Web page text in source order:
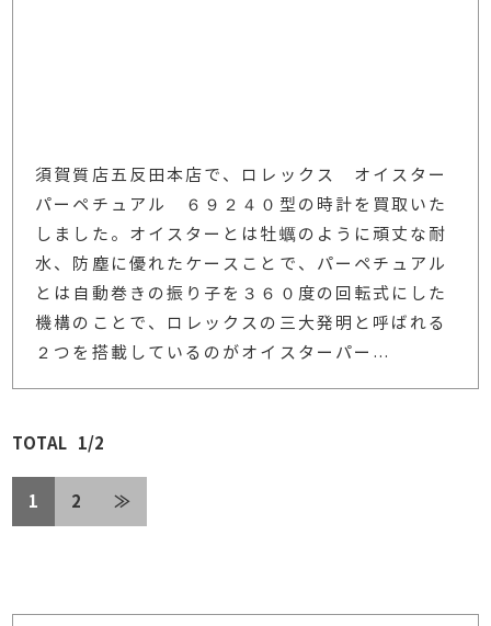
須賀質店五反田本店で、ロレックス オイスター
パーペチュアル ６９２４０型の時計を買取いた
しました。オイスターとは牡蠣のように頑丈な耐
水、防塵に優れたケースことで、パーペチュアル
とは自動巻きの振り子を３６０度の回転式にした
機構のことで、ロレックスの三大発明と呼ばれる
２つを搭載しているのがオイスターパー …
1/2
1 2 ≫